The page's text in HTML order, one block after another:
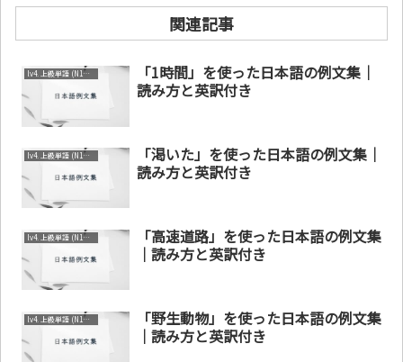
関連記事
lv4. 上級単語 (N1～N2)
「1時間」を使った日本語の例文集｜
読み方と英訳付き
lv4. 上級単語 (N1～N2)
「渇いた」を使った日本語の例文集｜
読み方と英訳付き
lv4. 上級単語 (N1～N2)
「高速道路」を使った日本語の例文集
｜読み方と英訳付き
lv4. 上級単語 (N1～N2)
「野生動物」を使った日本語の例文集
｜読み方と英訳付き